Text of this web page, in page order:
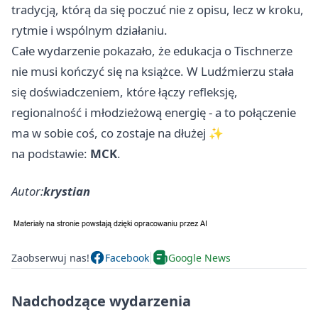
tradycją, którą da się poczuć nie z opisu, lecz w kroku,
rytmie i wspólnym działaniu.
Całe wydarzenie pokazało, że edukacja o Tischnerze
nie musi kończyć się na książce. W Ludźmierzu stała
się doświadczeniem, które łączy refleksję,
regionalność i młodzieżową energię - a to połączenie
ma w sobie coś, co zostaje na dłużej ✨
na podstawie: MCK.
Autor:krystian
Zaobserwuj nas! Facebook Google News
Nadchodzące wydarzenia